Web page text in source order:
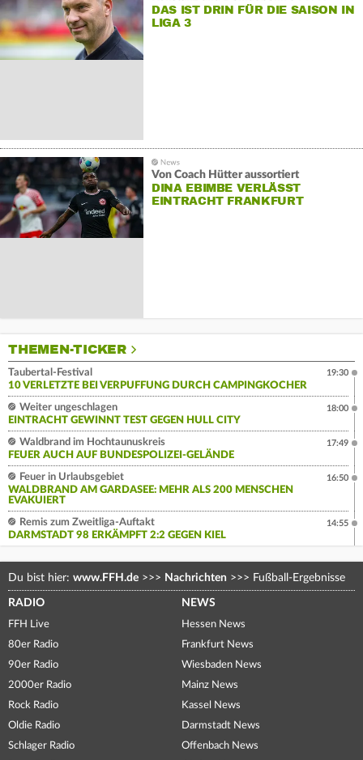
DAS IST DRIN FÜR DIE SAISON IN
LIGA 3
Von Coach Hütter aussortiert
DINA EBIMBE VERLÄSST
EINTRACHT FRANKFURT
THEMEN-TICKER
Taubertal-Festival
10 VERLETZTE BEI VERPUFFUNG DURCH CAMPINGKOCHER
19:30
Weiter ungeschlagen
EINTRACHT GEWINNT TEST GEGEN HULL CITY
18:00
Waldbrand im Hochtaunuskreis
FEUER AUCH AUF BUNDESPOLIZEI-GELÄNDE
17:49
Feuer in Urlaubsgebiet
WALDBRAND AM GARDASEE: MEHR ALS 200 MENSCHEN
EVAKUIERT
16:50
Remis zum Zweitliga-Auftakt
DARMSTADT 98 ERKÄMPFT 2:2 GEGEN KIEL
14:55
Du bist hier: www.FFH.de >>> Nachrichten >>> Fußball-Ergebnisse
RADIO
FFH Live
80er Radio
90er Radio
2000er Radio
Rock Radio
Oldie Radio
Schlager Radio
NEWS
Hessen News
Frankfurt News
Wiesbaden News
Mainz News
Kassel News
Darmstadt News
Offenbach News